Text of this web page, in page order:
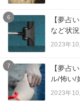
6
【夢占
など状
2023年10
7
【夢占
ル/怖い/
2023年10